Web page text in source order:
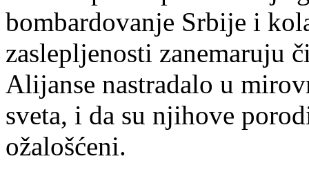
bombardovanje Srbije i
zaslepljenosti zanemaruju
Alijanse nastradalo u
sveta, i da su njihove
ožalošćeni.